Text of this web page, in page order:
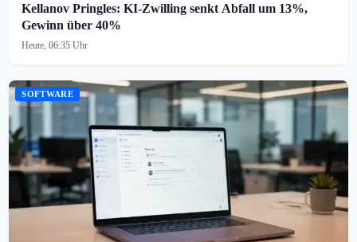
Kellanov Pringles: KI-Zwilling senkt Abfall um 13%,
Gewinn über 40%
Heute, 06:35 Uhr
SOFTWARE